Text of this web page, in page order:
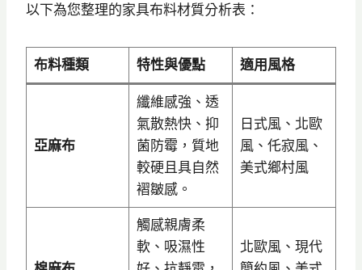
以下為您整理的家具布料材質分析表：
布料種類 特性與優點 適用風格
亞麻布
纖維感強、透
氣散熱快、抑
菌防霉，質地
較硬且具自然
褶皺感。
日式風、北歐
風、仛寂風、
美式鄉村風
觸感親膚柔
軟、吸濕性
北歐風、現代